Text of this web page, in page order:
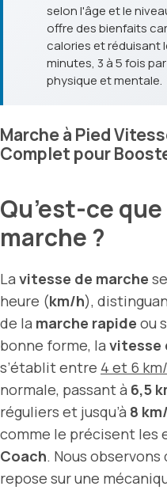
selon l'âge et le
offre des bienfaits
calories et réduisant
minutes, 3 à 5 fois
physique et mentale.
Marche à Pied
Complet pour
Qu’est-ce
marche ?
La vitesse de marche
heure (km/h),
de la marche rapide ou
bonne forme, la vitesse
s’établit entre 4 et 6
normale, passant à 6,5
réguliers et jusqu’à 8
comme le précisent les
Coach. Nous
repose sur une